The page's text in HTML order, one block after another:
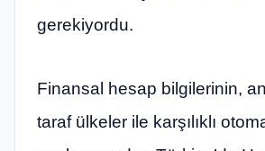
gerekiyordu.
Finansal hesap bilgilerinin,
taraf ülkeler ile karşılıklı